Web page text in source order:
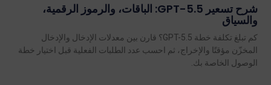
شرح تسعير GPT-5.5: الباقات، والرموز الرقمية،
والسياق
كم تبلغ تكلفة خطة GPT-5.5؟ قارن بين معدلات الإدخال والإدخال
المخزّن مؤقتًا والإخراج، ثم احسب عدد الطلبات الفعلية قبل اختيار خطة
الوصول الخاصة بك.